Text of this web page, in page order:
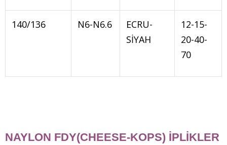
140/136 N6-N6.6
ECRU-
SİYAH
12-15-
20-40-
70
NAYLON FDY(CHEESE-KOPS) İPLİKLER